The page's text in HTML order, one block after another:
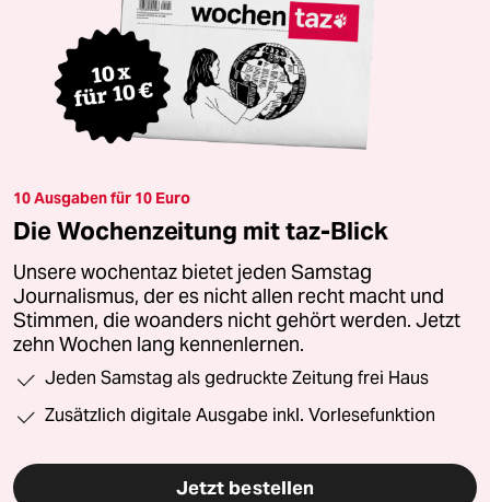
10 Ausgaben für 10 Euro
Die Wochenzeitung mit taz-Blick
Unsere wochentaz bietet jeden Samstag
Journalismus, der es nicht allen recht macht und
Stimmen, die woanders nicht gehört werden. Jetzt
zehn Wochen lang kennenlernen.
Jeden Samstag als gedruckte Zeitung frei Haus
Zusätzlich digitale Ausgabe inkl. Vorlesefunktion
Jetzt bestellen